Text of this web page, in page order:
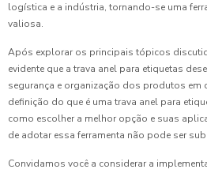
logística e a indústria, tornando-se uma
valiosa.
Após explorar os principais tópicos
evidente que a trava anel para etiquetas
segurança e organização dos produtos em
definição do que é uma trava anel para
como escolher a melhor opção e suas
de adotar essa ferramenta não pode ser
Convidamos você a considerar a